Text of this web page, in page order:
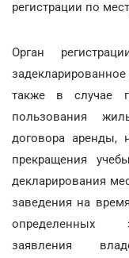
регистрации по
Орган
также в случае
пользования
договора аренды,
прекращения
декларирования
заведения на
определенных
заявления